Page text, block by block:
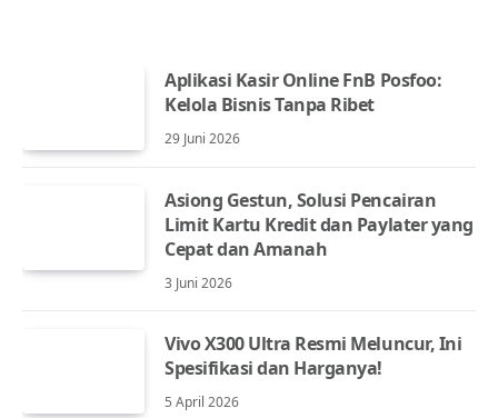
Aplikasi Kasir Online FnB Posfoo:
Kelola Bisnis Tanpa Ribet
29 Juni 2026
Asiong Gestun, Solusi Pencairan
Limit Kartu Kredit dan Paylater yang
Cepat dan Amanah
3 Juni 2026
Vivo X300 Ultra Resmi Meluncur, Ini
Spesifikasi dan Harganya!
5 April 2026